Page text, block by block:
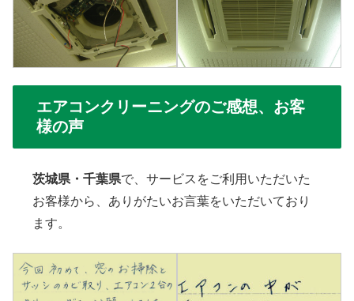
エアコンクリーニングのご感想、お客
様の声
茨城県・千葉県で、サービスをご利用いただいた
お客様から、ありがたいお言葉をいただいており
ます。